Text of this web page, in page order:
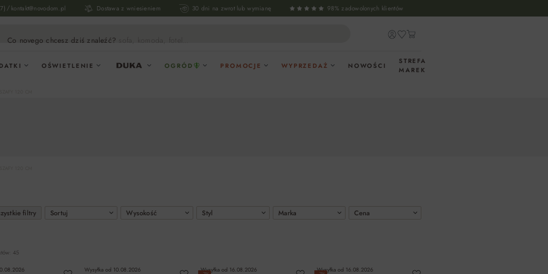
/ kontakt@novodom.pl Dostawa z wniesieniem 30 dni na zwrot lub wymianę 98% zadowolonych klientów
Co novego chcesz dziś znaleźć? sofa, komoda, fotel...
OŚWIETLENIE OGRÓD PROMOCJE WYPRZEDAŻ NOWOŚCI
STREFA
MAREK
filtry Cena
Sortuj Wysokość Styl Marka
45
Wysyłka od 10.08.2026 Wysyłka od 16.08.2026 Wysyłka od 16.08.2026